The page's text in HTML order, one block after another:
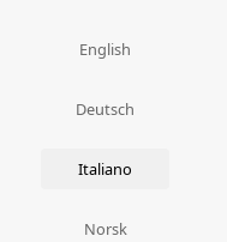
English
Deutsch
Italiano
Norsk